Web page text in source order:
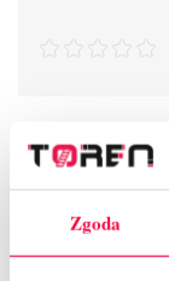
Zgoda